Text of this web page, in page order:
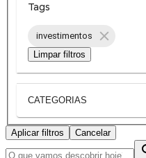
Tags
investimentos
Limpar filtros
CATEGORIAS
Aplicar filtros Cancelar